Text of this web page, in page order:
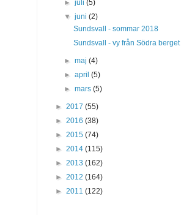
►juli(5)
▼juni(2)
Sundsvall - sommar 2018
Sundsvall - vy från Södra berget
►maj(4)
►april(5)
►mars(5)
► 2017 (55)
► 2016 (38)
► 2015 (74)
► 2014 (115)
► 2013 (162)
► 2012 (164)
► 2011 (122)